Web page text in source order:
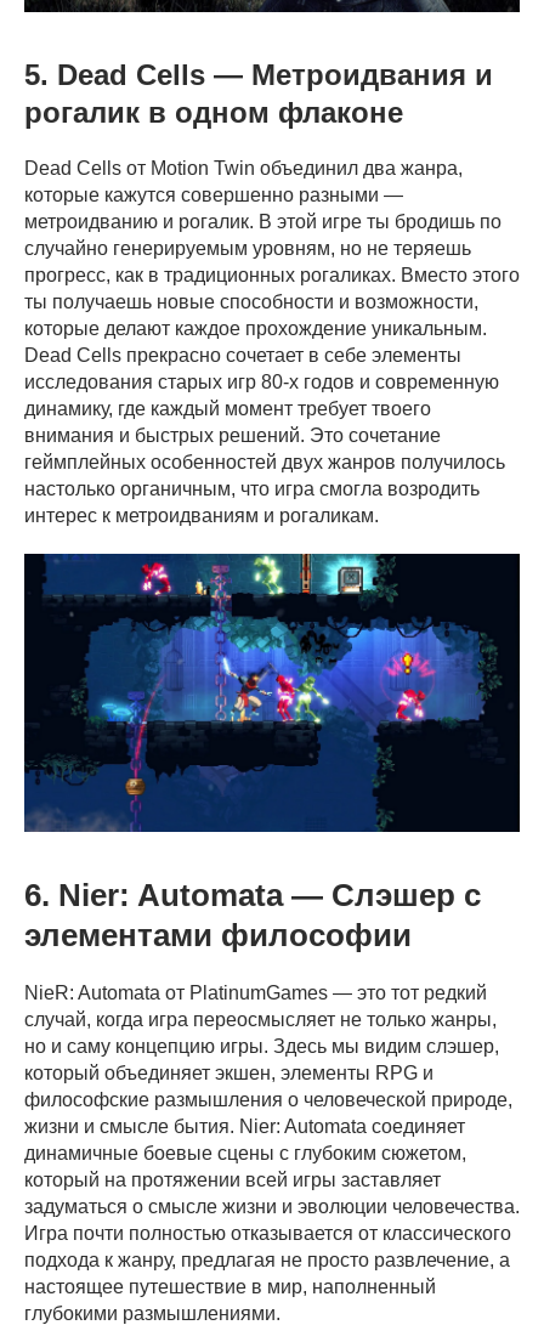
5. Dead Cells — Метроидвания и
рогалик в одном флаконе
Dead Cells от Motion Twin объединил два жанра,
которые кажутся совершенно разными —
метроидванию и рогалик. В этой игре ты бродишь по
случайно генерируемым уровням, но не теряешь
прогресс, как в традиционных рогаликах. Вместо этого
ты получаешь новые способности и возможности,
которые делают каждое прохождение уникальным.
Dead Cells прекрасно сочетает в себе элементы
исследования старых игр 80-х годов и современную
динамику, где каждый момент требует твоего
внимания и быстрых решений. Это сочетание
геймплейных особенностей двух жанров получилось
настолько органичным, что игра смогла возродить
интерес к метроидваниям и рогаликам.
6. Nier: Automata — Слэшер с
элементами философии
NieR: Automata от PlatinumGames — это тот редкий
случай, когда игра переосмысляет не только жанры,
но и саму концепцию игры. Здесь мы видим слэшер,
который объединяет экшен, элементы RPG и
философские размышления о человеческой природе,
жизни и смысле бытия. Nier: Automata соединяет
динамичные боевые сцены с глубоким сюжетом,
который на протяжении всей игры заставляет
задуматься о смысле жизни и эволюции человечества.
Игра почти полностью отказывается от классического
подхода к жанру, предлагая не просто развлечение, а
настоящее путешествие в мир, наполненный
глубокими размышлениями.